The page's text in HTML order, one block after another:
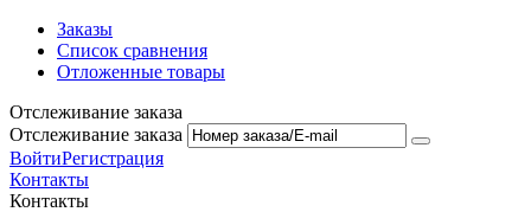
Заказы
Список сравнения
Отложенные товары
Отслеживание заказа
Отслеживание заказа
ВойтиРегистрация
Контакты
Контакты